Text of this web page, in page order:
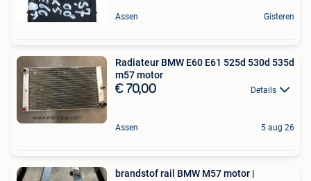
Assen Gisteren
Radiateur BMW E60 E61 525d 530d 535d
m57 motor
€ 70,00 Details
Assen 5 aug 26
brandstof rail BMW M57 motor |